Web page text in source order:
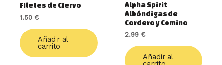
Filetes de Ciervo
1.50 €
Añadir al
carrito
Alpha Spirit
Albóndigas de
Cordero y Comino
2.99 €
Añadir al